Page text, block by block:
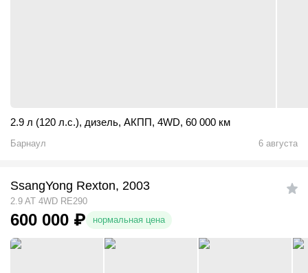
2.9 л (120 л.с.), дизель, АКПП, 4WD, 60 000 км
Барнаул 6 августа
SsangYong Rexton, 2003
2.9 AT 4WD RE290
600 000 ₽ нормальная цена